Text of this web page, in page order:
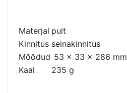
Materjal puit
Kinnitus seinakinnitus
Mõõdud 53 x 33 x 286 mm
Kaal
235 g